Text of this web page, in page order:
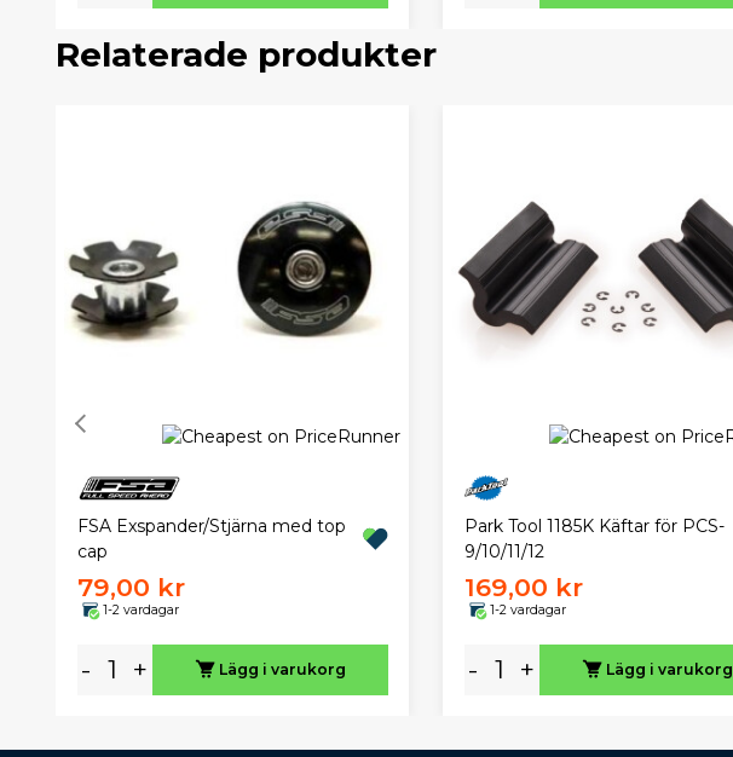
Relaterade produkter
FSA Exspander/Stjärna med top
cap
79,00 kr
1-2 vardagar
- + Lägg i varukorg
Park Tool 1185K Käftar för PCS-
9/10/11/12
169,00 kr
1-2 vardagar
- + Lägg i varukorg